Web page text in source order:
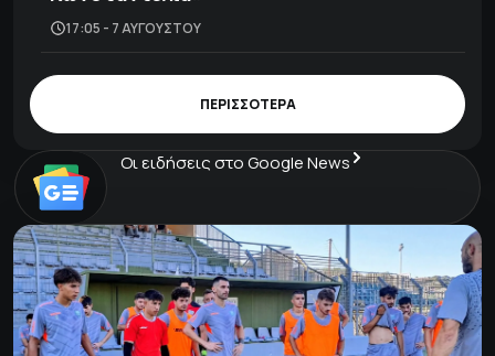
17:05 - 7 ΑΥΓΟΎΣΤΟΥ
ΠΕΡΙΣΣΟΤΕΡΑ
Οι ειδήσεις στο Google News